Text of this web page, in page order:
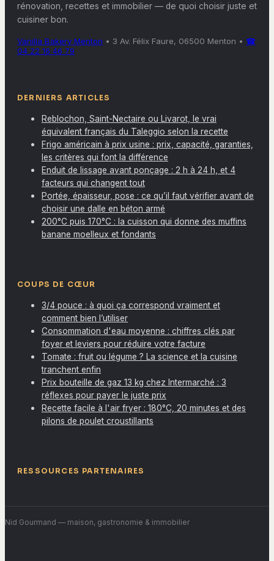
rénovation, recettes et immobilier — de quoi choisir juste et
cuisiner bon.
Vanilla Bakery Menton • 3 Av. Félix Faure, 06500 Menton • ☎
04 22 16 46 79
DERNIERS ARTICLES
Reblochon, Saint-Nectaire ou Livarot, le vrai
équivalent français du Taleggio selon la recette
Frigo américain à prix usine : prix, capacité, garanties,
les critères qui font la différence
Enduit de lissage avant ponçage : 2 h à 24 h, et 4
facteurs qui changent tout
Portée, épaisseur, pose : ce qu’il faut vérifier avant de
choisir une dalle en béton armé
200°C puis 170°C : la cuisson qui donne des muffins
banane moelleux et fondants
COUPS DE CŒUR
3/4 pouce : à quoi ça correspond vraiment et
comment bien l’utiliser
Consommation d'eau moyenne : chiffres clés par
foyer et leviers pour réduire votre facture
Tomate : fruit ou légume ? La science et la cuisine
tranchent enfin
Prix bouteille de gaz 13 kg chez Intermarché : 3
réflexes pour payer le juste prix
Recette facile à l'air fryer : 180°C, 20 minutes et des
pilons de poulet croustillants
RESSOURCES PARTENAIRES
Nid Gourmand — maison, gastronomie & immobilier